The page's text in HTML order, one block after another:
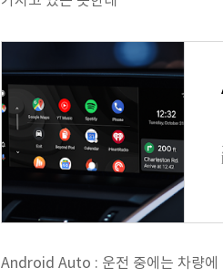
Android Auto : 운전 중에는 차량에